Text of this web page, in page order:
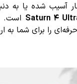
آسیب شده یا به
را برای شما به